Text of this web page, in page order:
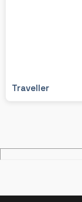
Traveller